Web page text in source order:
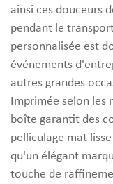
ainsi ces douceurs
pendant le
personnalisée est
événements
autres grandes
Imprimée selon les
boîte garantit des
pelliculage mat
qu'un élégant
touche de